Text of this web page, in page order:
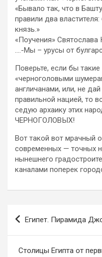
«Бывало так, что в
правили два
князь.»
«Поучения» Святослава
….-Мы – урусы от
Поверьте, если бы
«черноголовыми
англичанами, или, не
правильной нацией, то
седую архаику этих
ЧЕРНОГОЛОВЫХ!
Вот такой вот мрачный
современных — точных
нынешнего
каналами поперек
Навигация
Египет. Пирамида
Столицы Египта от